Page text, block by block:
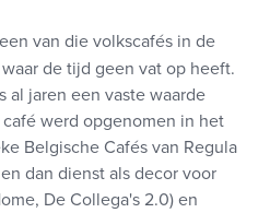
van die volkscafés in de
de tijd geen vat op heeft.
al jaren een vaste waarde
werd opgenomen in het
Belgische Cafés van Regula
dan dienst als decor voor
De Collega's 2.0) en